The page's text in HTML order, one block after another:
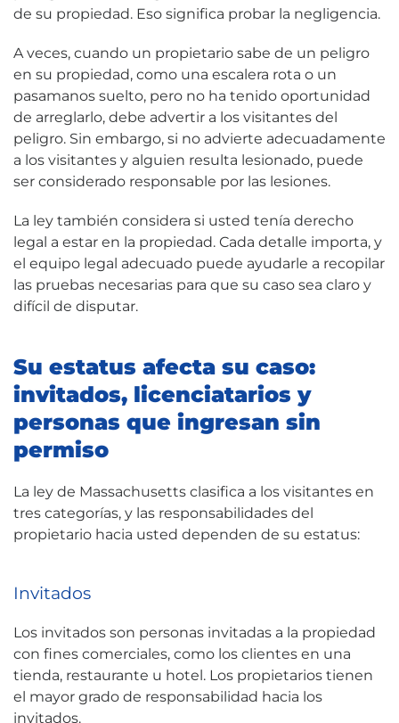
de su propiedad. Eso significa probar la negligencia.
A veces, cuando un propietario sabe de un peligro
en su propiedad, como una escalera rota o un
pasamanos suelto, pero no ha tenido oportunidad
de arreglarlo, debe advertir a los visitantes del
peligro. Sin embargo, si no advierte adecuadamente
a los visitantes y alguien resulta lesionado, puede
ser considerado responsable por las lesiones.
La ley también considera si usted tenía derecho
legal a estar en la propiedad. Cada detalle importa, y
el equipo legal adecuado puede ayudarle a recopilar
las pruebas necesarias para que su caso sea claro y
difícil de disputar.
Su estatus afecta su caso:
invitados, licenciatarios y
personas que ingresan sin
permiso
La ley de Massachusetts clasifica a los visitantes en
tres categorías, y las responsabilidades del
propietario hacia usted dependen de su estatus:
Invitados
Los invitados son personas invitadas a la propiedad
con fines comerciales, como los clientes en una
tienda, restaurante u hotel. Los propietarios tienen
el mayor grado de responsabilidad hacia los
invitados.